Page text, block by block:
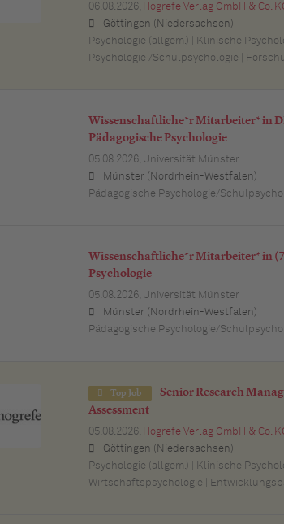
06.08.2026, Hogrefe Verlag GmbH & Co.
Göttingen (Niedersachsen)
Psychologie (allgem.) | Klinische
Psychologie /Schulpsychologie |
Wissenschaftliche*r Mitarbeiter* in
Pädagogische Psychologie
05.08.2026, Universität Münster
Münster (Nordrhein-Westfalen)
Pädagogische Psychologie/
Wissenschaftliche*r Mitarbeiter* in
Psychologie
05.08.2026, Universität Münster
Münster (Nordrhein-Westfalen)
Pädagogische Psychologie/
Top Job
Senior Research
Assessment
05.08.2026, Hogrefe Verlag GmbH & Co.
Göttingen (Niedersachsen)
Psychologie (allgem.) | Klinische
Wirtschaftspsychologie |